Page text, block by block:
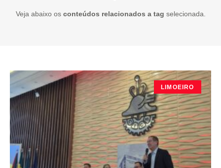
Veja abaixo os conteúdos relacionados a tag selecionada.
LIMOEIRO